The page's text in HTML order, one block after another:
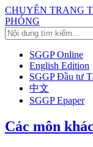
CHUYÊN TRANG
PHÓNG
SGGP Online
English Edition
SGGP Đầu tư
中文
SGGP Epaper
Các môn khác